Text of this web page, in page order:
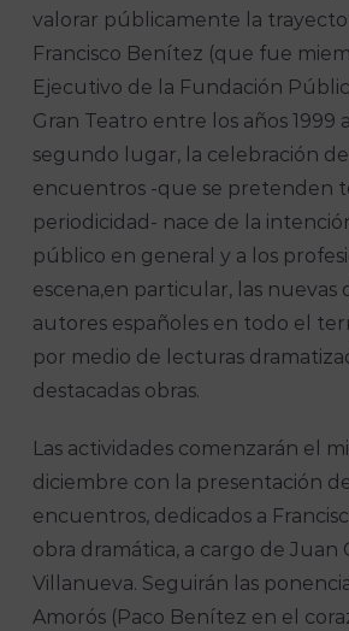
valorar públicamente la
Francisco Benítez (que fue
Ejecutivo de la Fundación
Gran Teatro entre los años 1999
segundo lugar, la celebración
encuentros -que se pretenden
periodicidad- nace de la
público en general y a los
escena,en particular, las nuevas
autores españoles en todo el
por medio de lecturas
destacadas obras.
Las actividades comenzarán el
diciembre con la presentación
encuentros, dedicados a
obra dramática, a cargo de Juan
Villanueva. Seguirán las
Amorós (Paco Benítez en el